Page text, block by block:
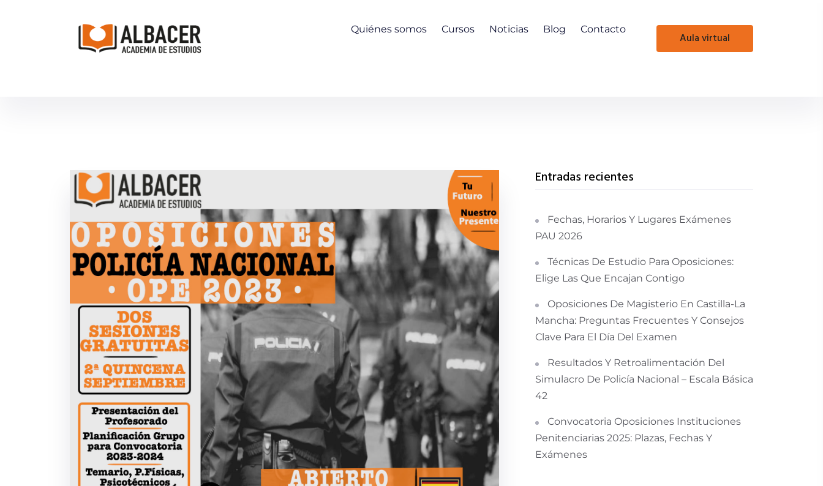
Quiénes somos Cursos Noticias Blog Contacto
aula virtual
Entradas recientes
Fechas, Horarios Y Lugares Exámenes
PAU 2026
Técnicas De Estudio Para Oposiciones:
Elige Las Que Encajan Contigo
Oposiciones De Magisterio En Castilla-La
Mancha: Preguntas Frecuentes Y Consejos
Clave Para El Día Del Examen
Resultados Y Retroalimentación Del
Simulacro De Policía Nacional – Escala Básica
42
Convocatoria Oposiciones Instituciones
Penitenciarias 2025: Plazas, Fechas Y
Exámenes